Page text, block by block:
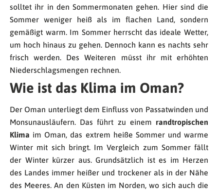
solltet ihr in den Sommermonaten gehen. Hier sind die
Sommer weniger heiß als im flachen Land, sondern
gemäßigt warm. Im Sommer herrscht das ideale Wetter,
um hoch hinaus zu gehen. Dennoch kann es nachts sehr
frisch werden. Des Weiteren müsst ihr mit erhöhten
Niederschlagsmengen rechnen.
Wie ist das Klima im Oman?
Der Oman unterliegt dem Einfluss von Passatwinden und
Monsunausläufern. Das führt zu einem randtropischen
Klima im Oman, das extrem heiße Sommer und warme
Winter mit sich bringt. Im Vergleich zum Sommer fällt
der Winter kürzer aus. Grundsätzlich ist es im Herzen
des Landes immer heißer und trockener als in der Nähe
des Meeres. An den Küsten im Norden, wo sich auch die